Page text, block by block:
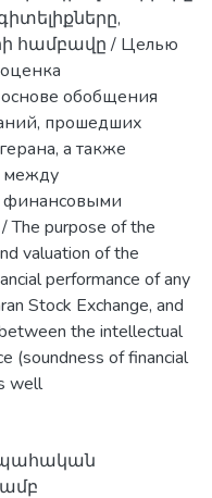
համբավը / Целью
основе обобщения
прошедших
a также
между
финансовыми
purpose of the
valuation of the
performance of any
Stock Exchange, and
the intellectual
(soundness of financial
well